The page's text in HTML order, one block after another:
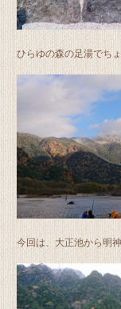
ひらゆの森の足湯でち
今回は、大正池から明